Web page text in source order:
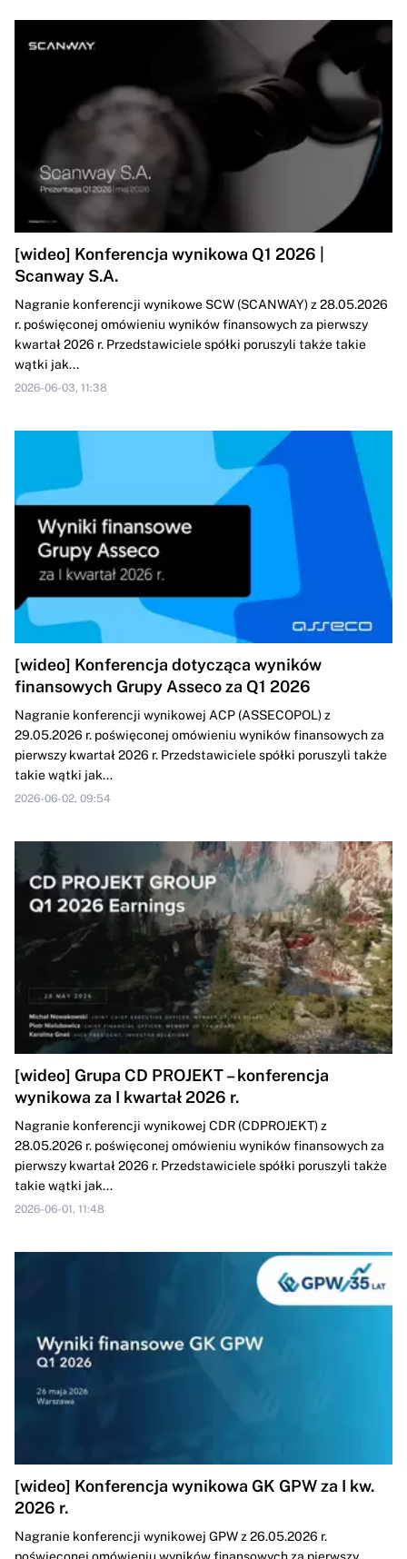
[wideo] Konferencja wynikowa Q1 2026 |
Scanway S.A.
Nagranie konferencji wynikowe SCW (SCANWAY) z 28.05.2026
r. poświęconej omówieniu wyników finansowych za pierwszy
kwartał 2026 r. Przedstawiciele spółki poruszyli także takie
wątki jak...
2026-06-03, 11:38
[wideo] Konferencja dotycząca wyników
finansowych Grupy Asseco za Q1 2026
Nagranie konferencji wynikowej ACP (ASSECOPOL) z
29.05.2026 r. poświęconej omówieniu wyników finansowych za
pierwszy kwartał 2026 r. Przedstawiciele spółki poruszyli także
takie wątki jak...
2026-06-02, 09:54
[wideo] Grupa CD PROJEKT – konferencja
wynikowa za I kwartał 2026 r.
Nagranie konferencji wynikowej CDR (CDPROJEKT) z
28.05.2026 r. poświęconej omówieniu wyników finansowych za
pierwszy kwartał 2026 r. Przedstawiciele spółki poruszyli także
takie wątki jak...
2026-06-01, 11:48
[wideo] Konferencja wynikowa GK GPW za I kw.
2026 r.
Nagranie konferencji wynikowej GPW z 26.05.2026 r.